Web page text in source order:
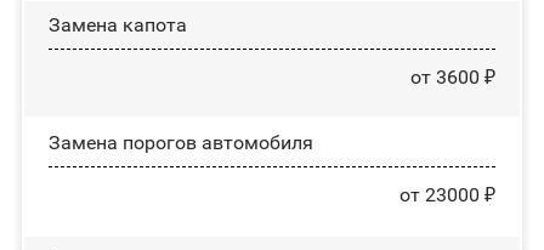
Замена капота
от 3600 ₽
Замена порогов автомобиля
от 23000 ₽